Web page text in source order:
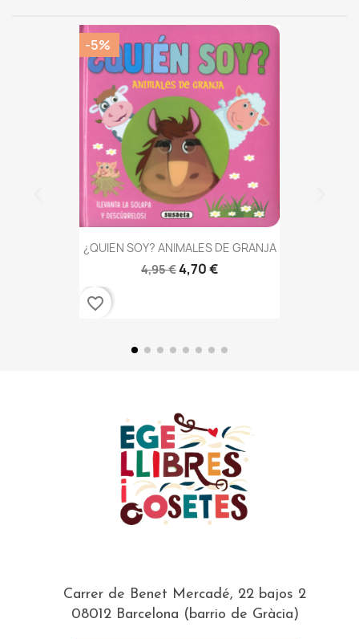
¿QUIEN SOY? ANIMALES DE GRANJA
4,95 €4,70 €
-5%
favorite_border
Carrer de Benet Mercadé, 22 bajos 2
08012 Barcelona (barrio de Gràcia)